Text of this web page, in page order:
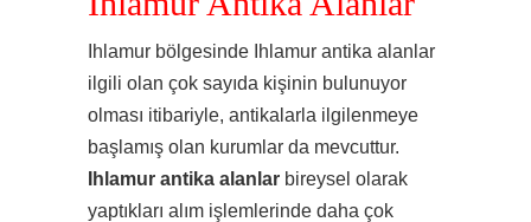
Ihlamur bölgesinde Ihlamur antika alanlar
ilgili olan çok sayıda kişinin bulunuyor
olması itibariyle, antikalarla ilgilenmeye
başlamış olan kurumlar da mevcuttur.
Ihlamur antika alanlar bireysel olarak
yaptıkları alım işlemlerinde daha çok